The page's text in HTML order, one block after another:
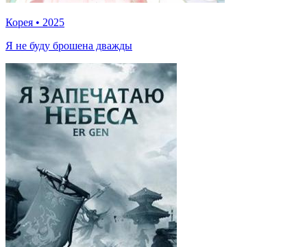
Корея • 2025
Я не буду брошена дважды